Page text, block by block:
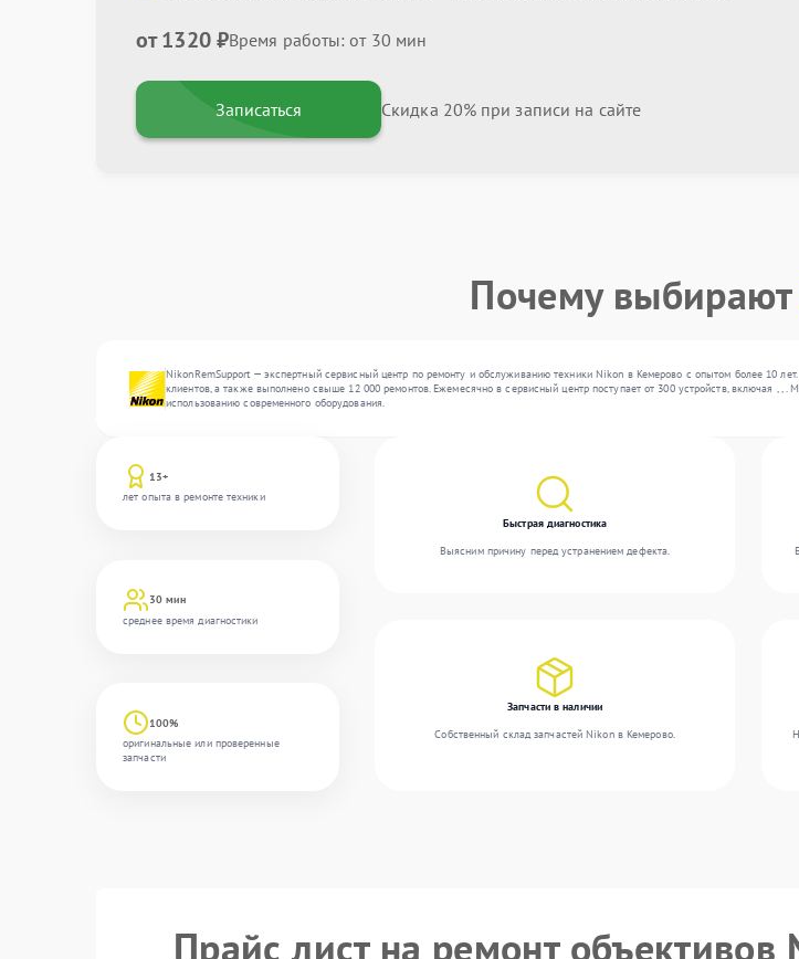
от 1320 ₽Время работы: от 30 мин
Записаться Скидка 20% при записи на сайте
Почему выбирают
NikonRemSupport — экспертный сервисный центр по ремонту и обслуживанию техники Nikon в Кемерово с опытом более 10
клиентов, а также выполнено свыше 12 000 ремонтов. Ежемесячно в сервисный центр поступает от 300 устройств, включая ,
использованию современного оборудования.
13+
лет опыта в ремонте техники
30 мин
среднее время диагностики
100%
оригинальные или проверенные
запчасти
Быстрая диагностика
Выясним причину перед устранением дефекта.
Запчасти в наличии
Собственный склад запчастей Nikon в Кемерово.
Прайс лист на ремонт объективов